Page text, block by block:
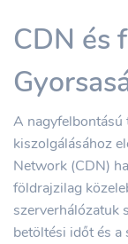
CDN és
A nagyfelbontású
kiszolgálásához
Network (CDN)
földrajzilag
szerverhálózatuk
betöltési időt és a